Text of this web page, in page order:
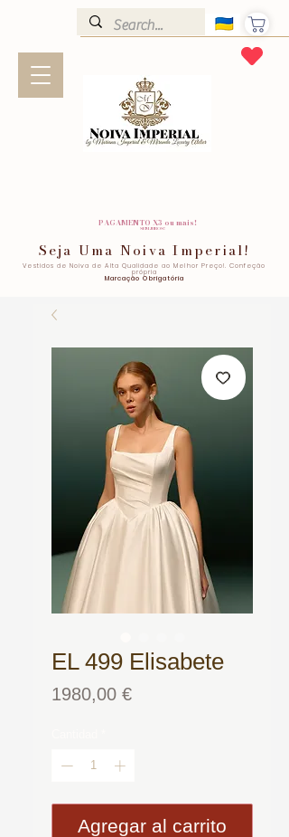
PAGAMENTO X3 ou mais!
SEM JUROS!
Seja Uma Noiva Imperial!
Vestidos de Noiva de Alta Qualidade ao Melhor Preço!. Confeção
própria
Marcação Obrigatória
EL 499 Elisabete
1980,00 €Precio
Agregar al carrito